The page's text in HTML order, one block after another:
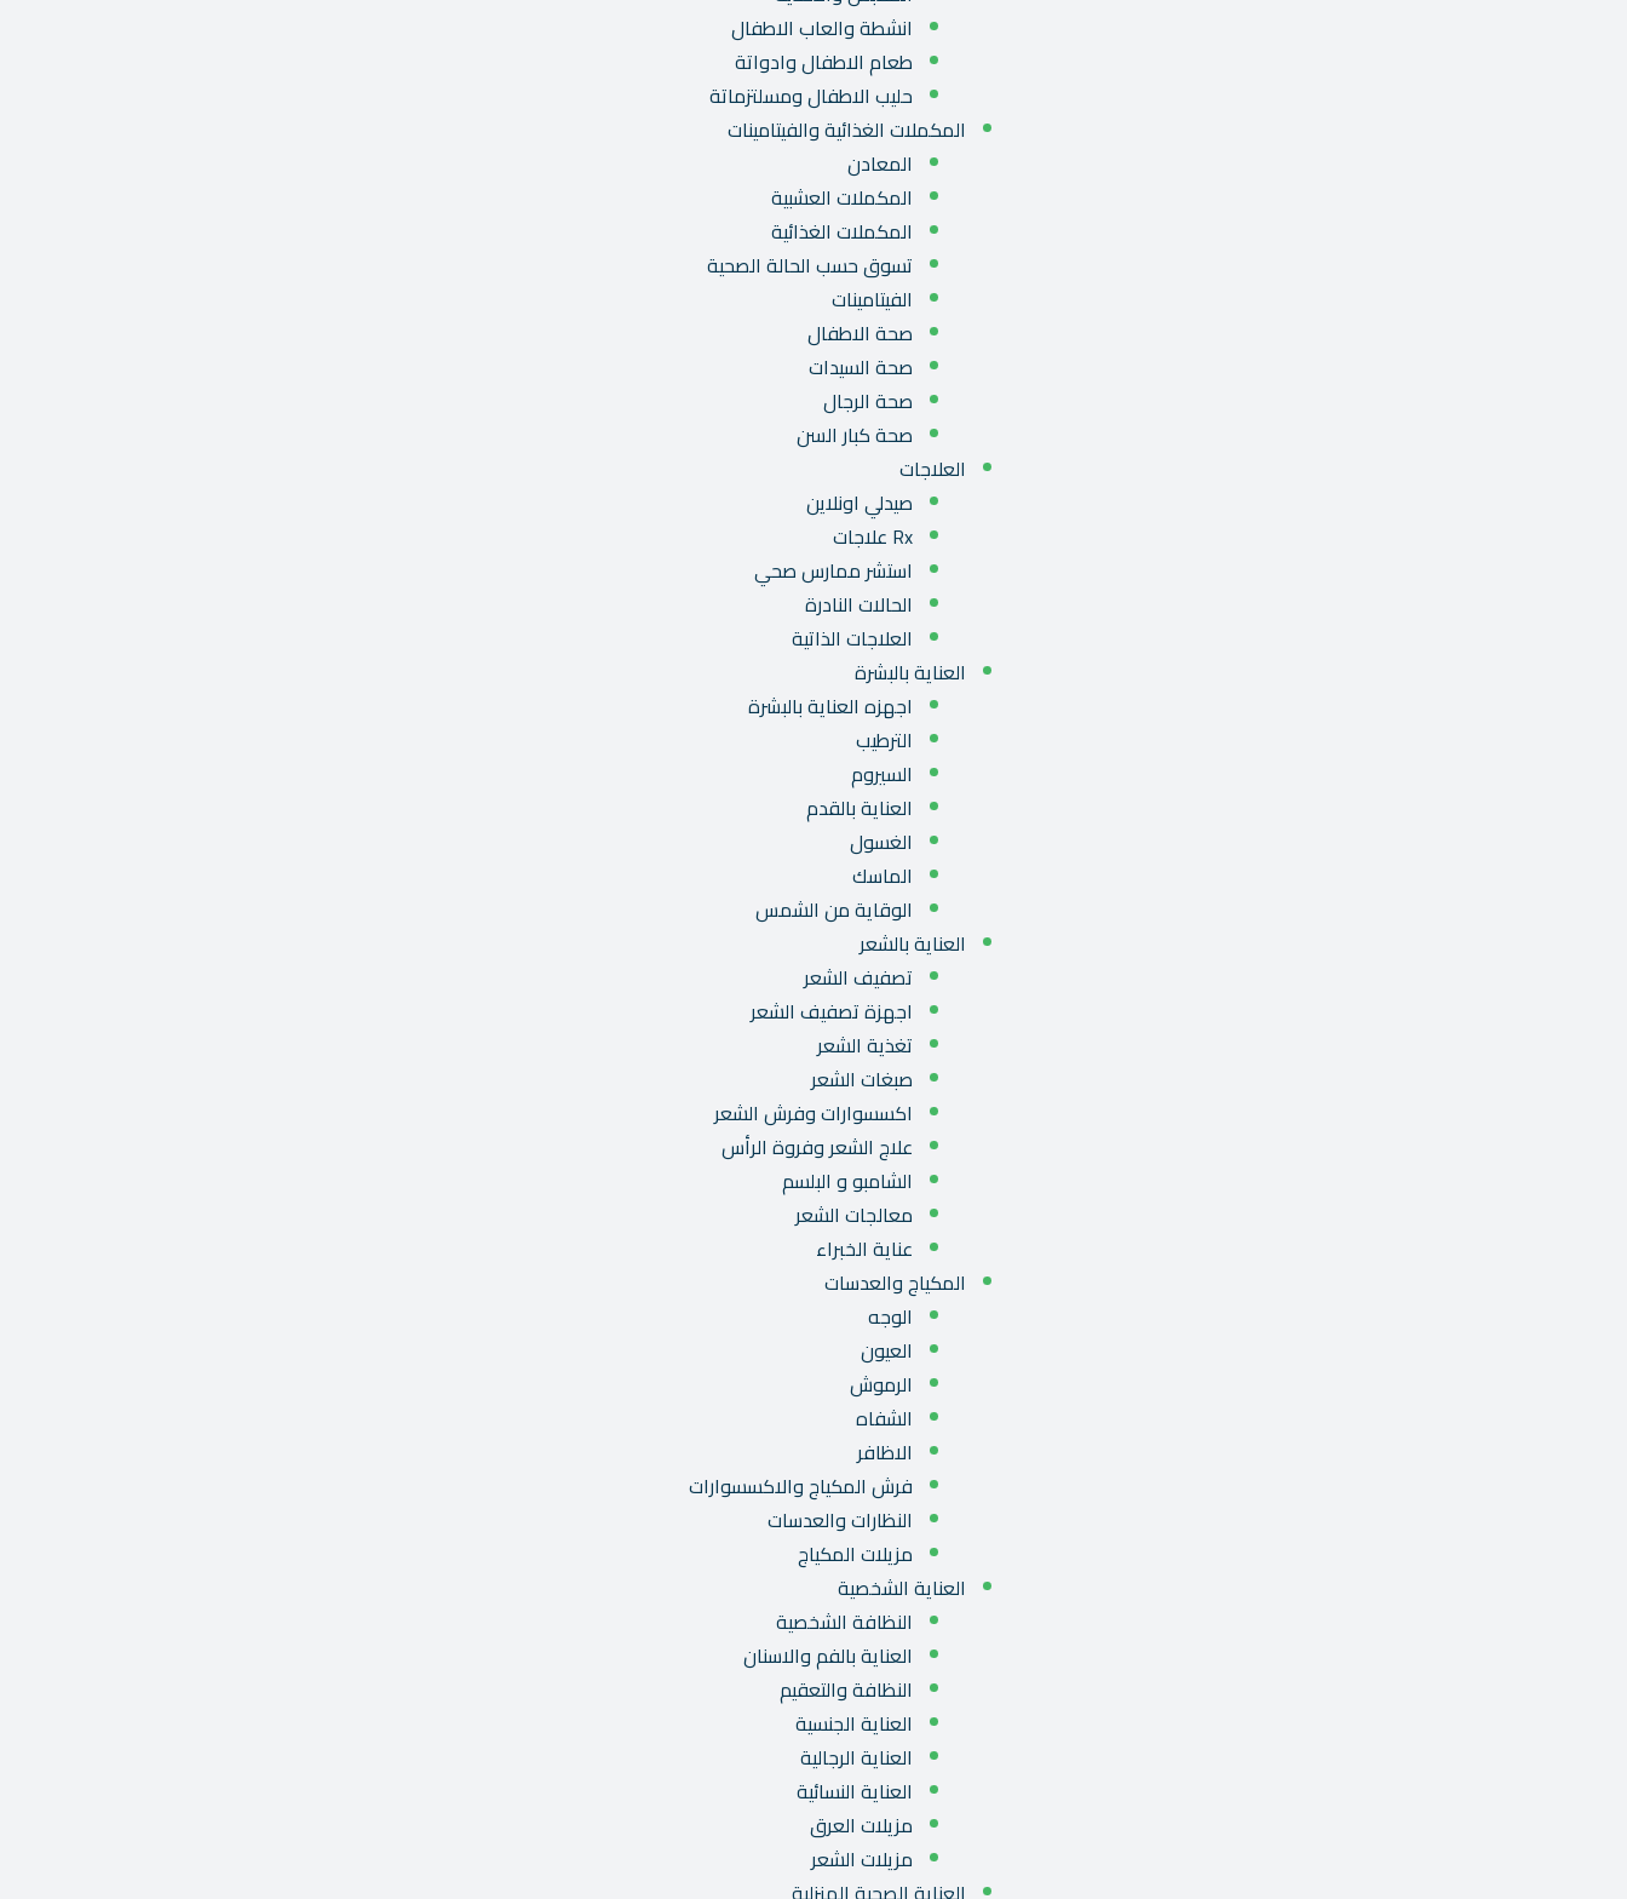
انشطة والعاب الاطفال
طعام الاطفال وادواتة
حليب الاطفال ومسلتزماتة
المكملات الغذائية والفيتامينات
المعادن
المكملات العشبية
المكملات الغذائية
تسوق حسب الحالة الصحية
الفيتامينات
صحة الاطفال
صحة السيدات
صحة الرجال
صحة كبار السن
العلاجات
صيدلي اونلاين
Rx علاجات
استشر ممارس صحي
الحالات النادرة
العلاجات الذاتية
العناية بالبشرة
اجهزه العناية بالبشرة
الترطيب
السيروم
العناية بالقدم
الغسول
الماسك
الوقاية من الشمس
العناية بالشعر
تصفيف الشعر
اجهزة تصفيف الشعر
تغذية الشعر
صبغات الشعر
اكسسوارات وفرش الشعر
علاج الشعر وفروة الرأس
الشامبو و البلسم
معالجات الشعر
عناية الخبراء
المكياج والعدسات
الوجه
العيون
الرموش
الشفاه
الاظافر
فرش المكياج والاكسسوارات
النظارات والعدسات
مزيلات المكياج
العناية الشخصية
النظافة الشخصية
العناية بالفم والاسنان
النظافة والتعقيم
العناية الجنسية
العناية الرجالية
العناية النسائية
مزيلات العرق
مزيلات الشعر